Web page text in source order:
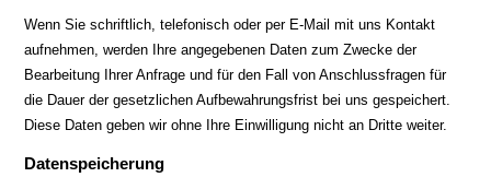
Wenn Sie schriftlich, telefonisch oder per E-Mail mit uns Kontakt
aufnehmen, werden Ihre angegebenen Daten zum Zwecke der
Bearbeitung Ihrer Anfrage und für den Fall von Anschlussfragen für
die Dauer der gesetzlichen Aufbewahrungsfrist bei uns gespeichert.
Diese Daten geben wir ohne Ihre Einwilligung nicht an Dritte weiter.
Datenspeicherung